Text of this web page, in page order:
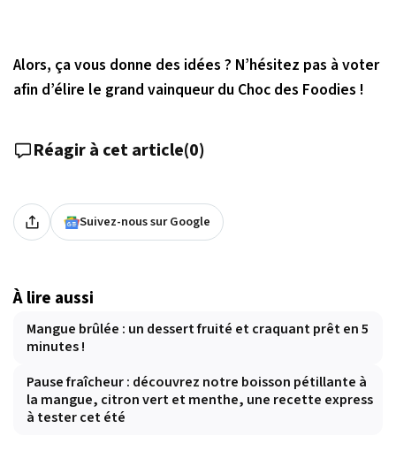
Alors, ça vous donne des idées ? N’hésitez pas à voter
afin d’élire le grand vainqueur du Choc des Foodies !
Réagir à cet article(0)
Suivez-nous sur Google
À lire aussi
Mangue brûlée : un dessert fruité et craquant prêt en 5
minutes !
Pause fraîcheur : découvrez notre boisson pétillante à
la mangue, citron vert et menthe, une recette express
à tester cet été